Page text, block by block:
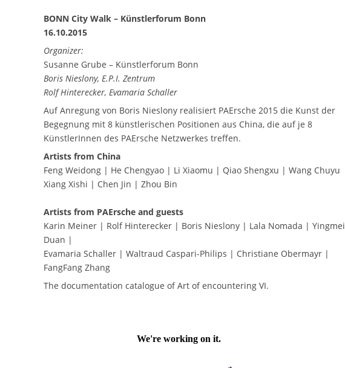
BONN City Walk – Künstlerforum Bonn
16.10.2015
Organizer:
Susanne Grube – Künstlerforum Bonn
Boris Nieslony, E.P.I. Zentrum
Rolf Hinterecker, Evamaria Schaller
Auf Anregung von Boris Nieslony realisiert PAErsche 2015 die Kunst der
Begegnung mit 8 künstlerischen Positionen aus China, die auf je 8
KünstlerInnen des PAErsche Netzwerkes treffen.
Artists from China
Feng Weidong | He Chengyao | Li Xiaomu | Qiao Shengxu | Wang Chuyu
Xiang Xishi | Chen Jin | Zhou Bin
Artists from PAErsche and guests
Karin Meiner | Rolf Hinterecker | Boris Nieslony | Lala Nomada | Yingmei
Duan |
Evamaria Schaller | Waltraud Caspari-Philips | Christiane Obermayr |
FangFang Zhang
The documentation catalogue of Art of encountering VI.